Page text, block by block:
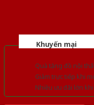
Khuyến mại
Quà tặng đồ nội
Giảm trực tiếp khi
Nhiều ưu đãi lớn